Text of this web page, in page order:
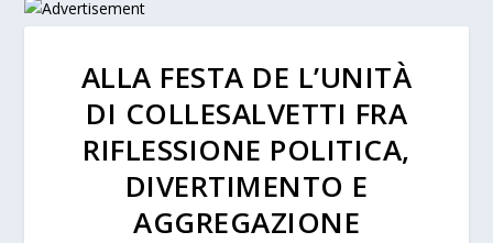
ALLA FESTA DE L’UNITÀ
DI COLLESALVETTI FRA
RIFLESSIONE POLITICA,
DIVERTIMENTO E
AGGREGAZIONE